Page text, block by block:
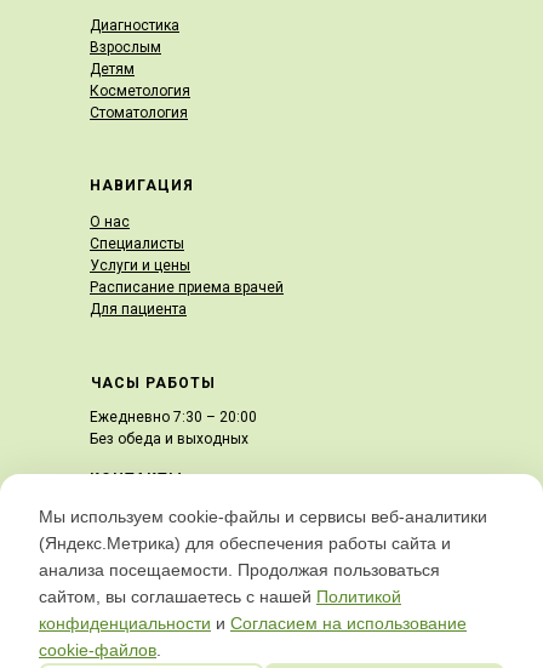
Мы используем cookie-файлы и сервисы веб-аналитики
(Яндекс.Метрика) для обеспечения работы сайта и
анализа посещаемости. Продолжая пользоваться
сайтом, вы соглашаетесь с нашей Политикой
конфиденциальности и Согласием на использование
cookie-файлов
Диагностика
Взрослым
Детям
Косметология
Стоматология
НАВИГАЦИЯ
О нас
Специалисты
Услуги и цены
Расписание приема врачей
Для пациента
ЧАСЫ РАБОТЫ
Ежедневно 7:30 – 20:00
Без обеда и выходных
8(862) 3000-105
mcdagomys@yandex.ru
2022 © Все права защищены.
ООО "Медицинский центр "Дагомыс"
КОНТАКТЫ